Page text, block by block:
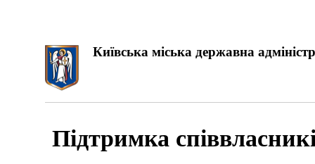
Київська міська державна
Підтримка